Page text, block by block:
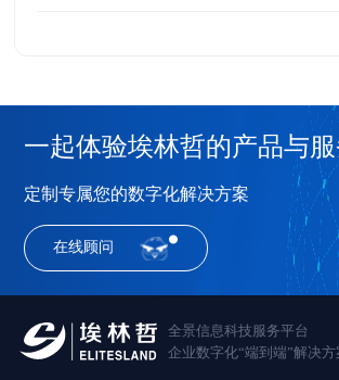
一起体验埃林哲的产品与
定制专属您的数字化解决方案
在线顾问
全景信息科技服务平台
企业数字化“端到端”解决方